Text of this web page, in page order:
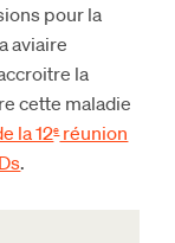
pour la
aviaire
la
cette maladie
la 12eréunion
.